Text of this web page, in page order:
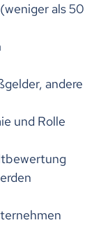
als 50
andere
und Rolle